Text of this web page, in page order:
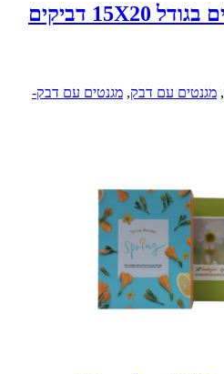
200 יחידות מגנטים בגודל 15X20 דביקים
, מגנטים עם דבק, מגנטים עם דבק-